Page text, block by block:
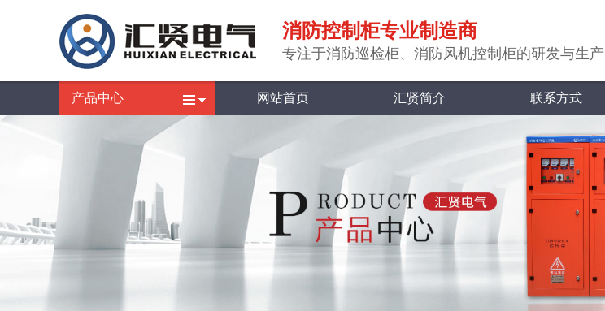
消防控制柜专业制造商
专注于消防巡检柜、消防风机控制柜的研发与生产
产品中心 网站首页 汇贤简介 联系方式